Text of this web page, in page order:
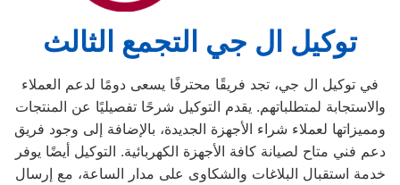
توكيل ال جي التجمع الثالث
في توكيل ال جي، تجد فريقًا محترفًا يسعى دومًا لدعم العملاء
والاستجابة لمتطلباتهم. يقدم التوكيل شرحًا تفصيليًا عن المنتجات
ومميزاتها لعملاء شراء الأجهزة الجديدة، بالإضافة إلى وجود فريق
دعم فني متاح لصيانة كافة الأجهزة الكهربائية. التوكيل أيضًا يوفر
خدمة استقبال البلاغات والشكاوى على مدار الساعة، مع إرسال